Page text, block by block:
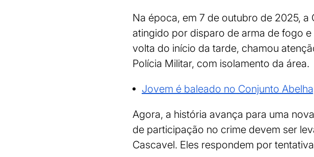
Na época, em 7 de outubro de 2025,
atingido por disparo de arma de fogo
volta do início da tarde, chamou
Polícia Militar, com isolamento da área.
Jovem é baleado no Conjunto
Agora, a história avança para uma
de participação no crime devem ser
Cascavel. Eles respondem por